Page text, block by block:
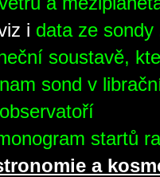
i data ze sondy
soustavě,
sond v
startů
a